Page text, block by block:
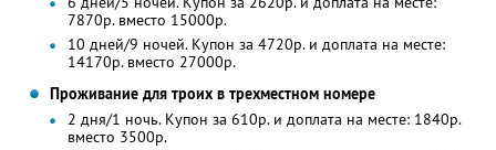
7870р. вместо 15000р.
10 дней/9 ночей. Купон за 4720р. и доплата на месте:
14170р. вместо 27000р.
Проживание для троих в трехместном номере
2 дня/1 ночь. Купон за 610р. и доплата на месте: 1840р.
вместо 3500р.